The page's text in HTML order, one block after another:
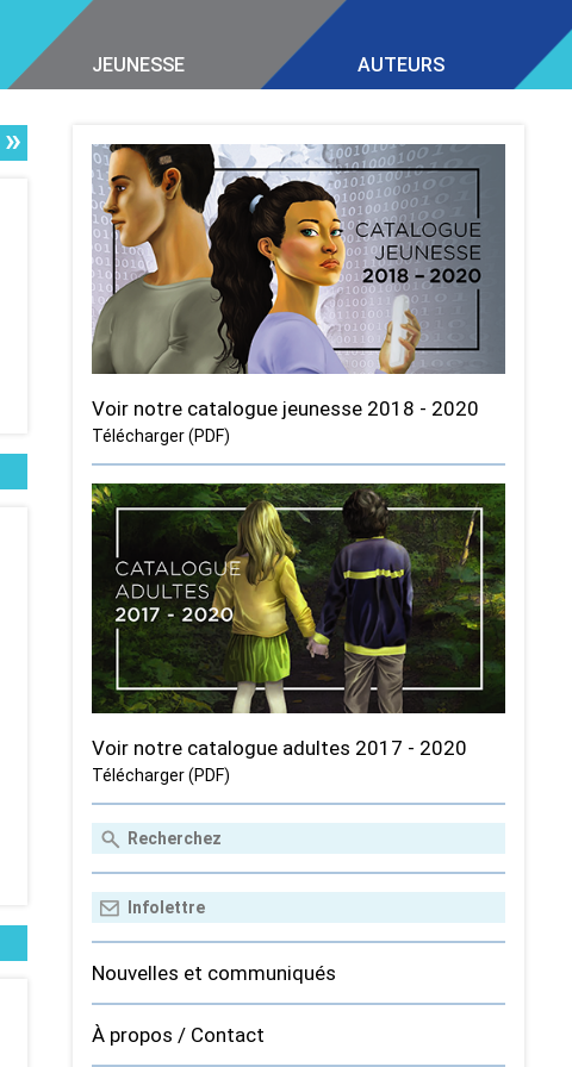
JEUNESSE AUTEURS
»
Voir notre catalogue jeunesse 2018 - 2020
Télécharger (PDF)
Voir notre catalogue adultes 2017 - 2020
Télécharger (PDF)
Nouvelles et communiqués
À propos / Contact